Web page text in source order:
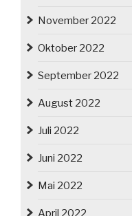
November 2022
Oktober 2022
September 2022
August 2022
Juli 2022
Juni 2022
Mai 2022
April 2022